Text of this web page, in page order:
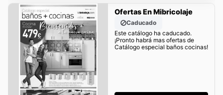
Ofertas En Mibricolaje
Caducado
Este catálogo ha caducado.
¡Pronto habrá mas ofertas de
Catálogo especial baños cocinas!